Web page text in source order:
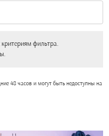
фильтра.
48 часов и могут быть недоступны на